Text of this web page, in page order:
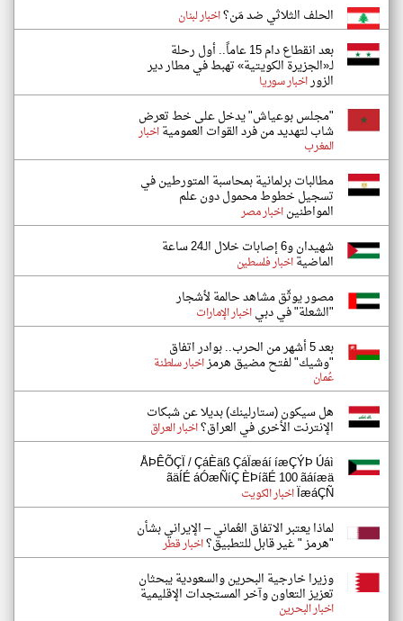
الحلف الثلاثي ضد مَن؟اخبار لبنان
بعد انقطاع دام 15 عاماً.. أول رحلة
لـ«الجزيرة الكويتية» تهبط في مطار دير
الزوراخبار سوريا
"مجلس بوعياش" يدخل على خط تعرض
شاب لتهديد من فرد القوات العموميةاخبار
المغرب
مطالبات برلمانية بمحاسبة المتورطين في
تسجيل خطوط محمول دون علم
المواطنيناخبار مصر
شهيدان و6 إصابات خلال الـ24 ساعة
الماضيةاخبار فلسطين
مصور يوثّق مشاهد حالمة لأشجار
"الشعلة" في دبياخبار الإمارات
بعد 5 أشهر من الحرب.. بوادر اتفاق
"وشيك" لفتح مضيق هرمزاخبار سلطنة
عُمان
هل سيكون (ستارلينك) بديلا عن شبكات
الإنترنت الأخرى في العراق؟اخبار العراق
ÅÞÊÕÇÏ / ÇáÈäß ÇáÏæáí íæÇÝÞ Úáì
ãäÍÉ áÓæÑíÇ ÈÞíãÉ 100 ãáíæä
ÏæáÇÑاخبار الكويت
لماذا يعتبر الاتفاق العُماني – الإيراني بشأن
"هرمز " غير قابل للتطبيق؟اخبار قطر
وزيرا خارجية البحرين والسعودية يبحثان
تعزيز التعاون وآخر المستجدات الإقليمية
اخبار البحرين